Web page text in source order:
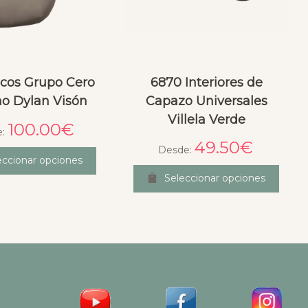
Grupo Cero
Dylan Visón
100.00€
opciones
6870 Interiores de
Capazo Universales
Villela Verde
Desde: 49.50€
Seleccionar opciones